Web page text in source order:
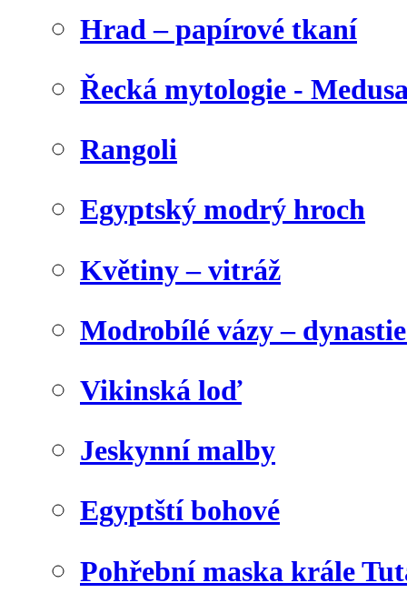
Hrad – papírové tkaní
Řecká mytologie -
Rangoli
Egyptský modrý hroch
Květiny – vitráž
Modrobílé vázy –
Vikinská loď
Jeskynní malby
Egyptští bohové
Pohřební maska krále